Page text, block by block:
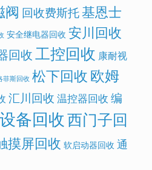
阀 回收费斯托基恩士
安全继电器回收 安川回收
回收工控回收 康耐视
菲斯回收 松下回收欧姆
汇川回收 温控器回收 编
备回收西门子回
摸屏回收 软启动器回收 通